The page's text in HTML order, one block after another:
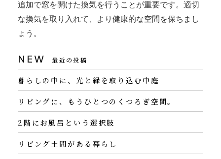
追加で窓を開けた換気を行うことが重要です。適切
な換気を取り入れて、より健康的な空間を保ちまし
ょう。
NEW 最近の投稿
暮らしの中に、光と緑を取り込む中庭
リビングに、もうひとつのくつろぎ空間。
2階にお風呂という選択肢
リビング土間がある暮らし